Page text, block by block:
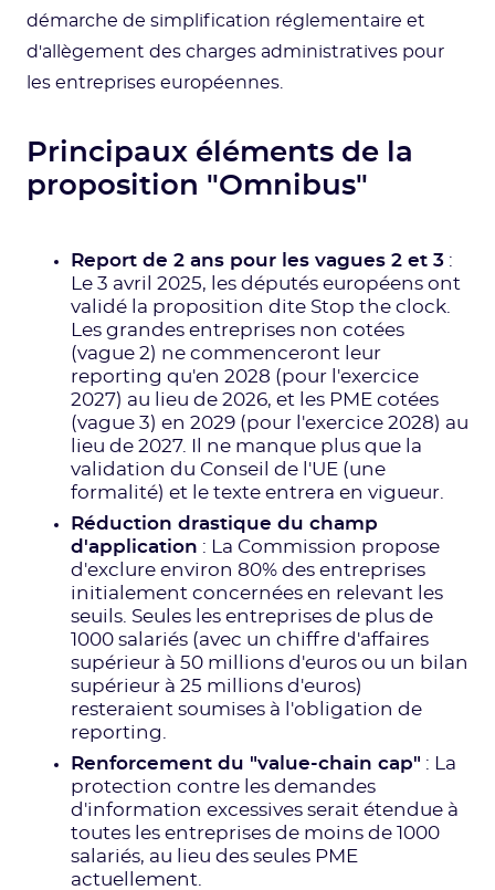
démarche de simplification réglementaire et
d'allègement des charges administratives pour
les entreprises européennes.
Principaux éléments de la
proposition "Omnibus"
Report de 2 ans pour les vagues 2 et 3 :
Le 3 avril 2025, les députés européens ont
validé la proposition dite Stop the clock.
Les grandes entreprises non cotées
(vague 2) ne commenceront leur
reporting qu'en 2028 (pour l'exercice
2027) au lieu de 2026, et les PME cotées
(vague 3) en 2029 (pour l'exercice 2028) au
lieu de 2027. Il ne manque plus que la
validation du Conseil de l'UE (une
formalité) et le texte entrera en vigueur.
Réduction drastique du champ
d'application : La Commission propose
d'exclure environ 80% des entreprises
initialement concernées en relevant les
seuils. Seules les entreprises de plus de
1000 salariés (avec un chiffre d'affaires
supérieur à 50 millions d'euros ou un bilan
supérieur à 25 millions d'euros)
resteraient soumises à l'obligation de
reporting.
Renforcement du "value-chain cap" : La
protection contre les demandes
d'information excessives serait étendue à
toutes les entreprises de moins de 1000
salariés, au lieu des seules PME
actuellement.